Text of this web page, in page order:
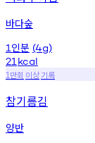
바다숲
1 인분 (4g)
21 kcal
1 만회 이상기록
참기름김
양반